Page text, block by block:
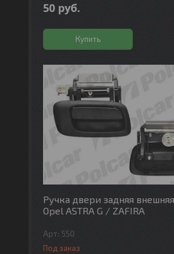
50 руб.
Купить
Ручка двери задняя
Opel ASTRA G / ZAFIRA
550
Под заказ